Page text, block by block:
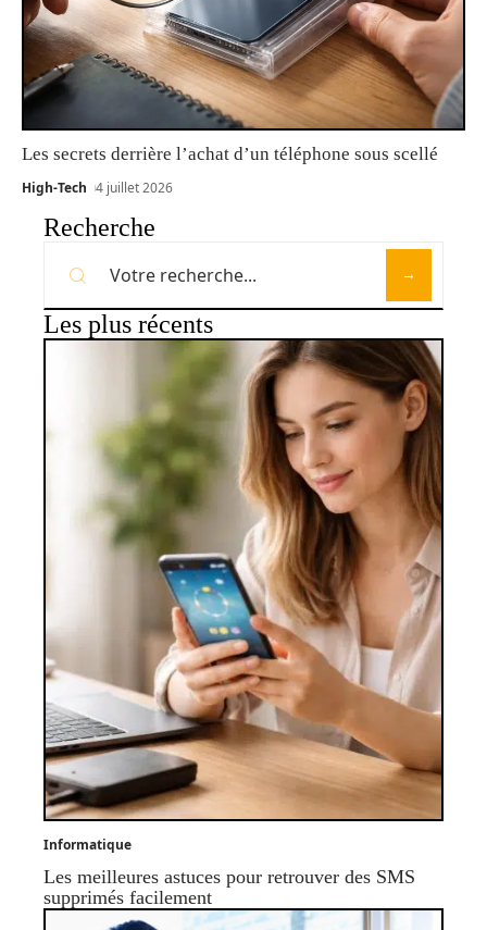
Les secrets derrière l’achat d’un téléphone sous scellé
High-Tech 4 juillet 2026
Recherche
Les plus récents
Informatique
Les meilleures astuces pour retrouver des SMS
supprimés facilement